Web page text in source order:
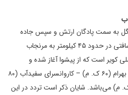
به سمت پادگان ارتش و سپس جاده
خاکی مرنجاب که پس از طی مسافتی در حدود ۴۵ کیلومتر به مرنجاب
کویر است که از پیشوا آغاز شده و
سپس مبارکیه (۱۵ ک. م) – قصر بهرام (۶۰ ک. م) – کاروانسرای سفیدآب (۸۰
م) – و سپس مرنجاب (۵۰ ک. م) می‌باشد. شایان ذکر است تردد در این